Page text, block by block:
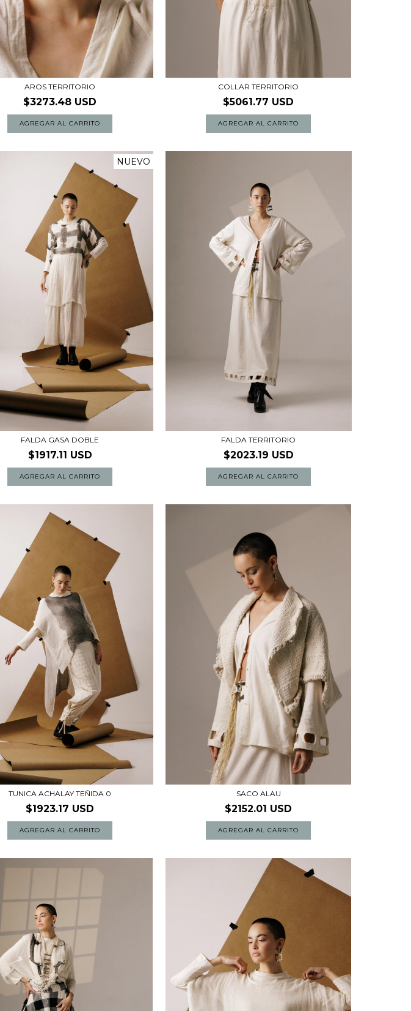
AROS TERRITORIO
$3273.48 USD
COLLAR TERRITORIO
$5061.77 USD
NUEVO
FALDA GASA DOBLE
$1917.11 USD
FALDA TERRITORIO
$2023.19 USD
AGREGAR AL CARRITO
TUNICA ACHALAY TEÑIDA 0
$1923.17 USD
SACO ALAU
$2152.01 USD